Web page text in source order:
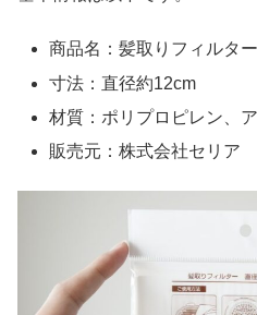
商品名：髪取りフィルタ
寸法：直径約12cm
材質：ポリプロピレン、
販売元：株式会社セリア